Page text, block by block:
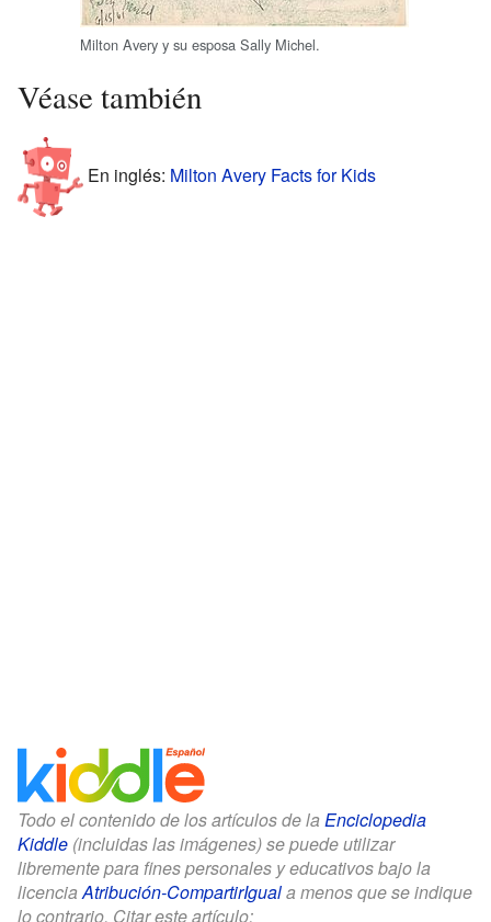
Milton Avery y su esposa Sally Michel.
Véase también
En inglés: Milton Avery Facts for Kids
Todo el contenido de los artículos de la Enciclopedia
Kiddle (incluidas las imágenes) se puede utilizar
libremente para fines personales y educativos bajo la
licenciaAtribución-CompartirIguala menos que se indique
lo contrario. Citar este artículo: